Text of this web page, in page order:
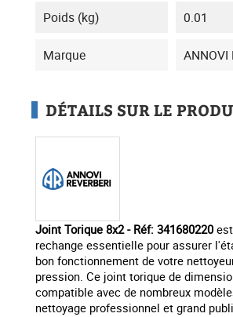
Poids (kg) 0.01
Marque ANNOVI
DÉTAILS SUR LE
Joint Torique 8x2 - Réf: 341680220
rechange essentielle pour assurer
bon fonctionnement de votre
pression. Ce joint torique de
compatible avec de nombreux
nettoyage professionnel et grand